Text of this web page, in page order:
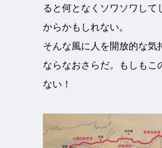
ると何となくソワソワし
からかもしれない。
そんな風に人を開放的な
ならなおさらだ。もしも
ない！